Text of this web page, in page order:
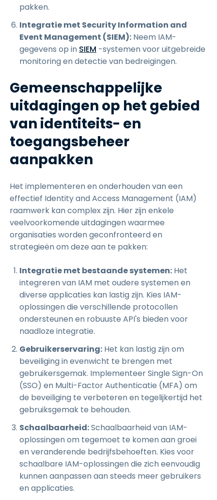
pakken.
Integratie met Security Information and
Event Management (SIEM): Neem IAM-
gegevens op in SIEM -systemen voor uitgebreide
monitoring en detectie van bedreigingen.
Gemeenschappelijke
uitdagingen op het gebied
van identiteits- en
toegangsbeheer
aanpakken
Het implementeren en onderhouden van een
effectief Identity and Access Management (IAM)
raamwerk kan complex zijn. Hier zijn enkele
veelvoorkomende uitdagingen waarmee
organisaties worden geconfronteerd en
strategieën om deze aan te pakken:
Integratie met bestaande systemen: Het
integreren van IAM met oudere systemen en
diverse applicaties kan lastig zijn. Kies IAM-
oplossingen die verschillende protocollen
ondersteunen en robuuste API's bieden voor
naadloze integratie.
Gebruikerservaring: Het kan lastig zijn om
beveiliging in evenwicht te brengen met
gebruikersgemak. Implementeer Single Sign-On
(SSO) en Multi-Factor Authenticatie (MFA) om
de beveiliging te verbeteren en tegelijkertijd het
gebruiksgemak te behouden.
Schaalbaarheid:Schaalbaarheid van IAM-
oplossingen om tegemoet te komen aan groei
en veranderende bedrijfsbehoeften. Kies voor
schaalbare IAM-oplossingen die zich eenvoudig
kunnen aanpassen aan steeds meer gebruikers
en applicaties.